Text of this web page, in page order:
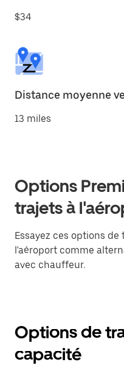
$34
Distance moyenne
13 miles
Options
trajets à
Essayez ces options
l'aéroport comme
avec chauffeur.
Options de
capacité